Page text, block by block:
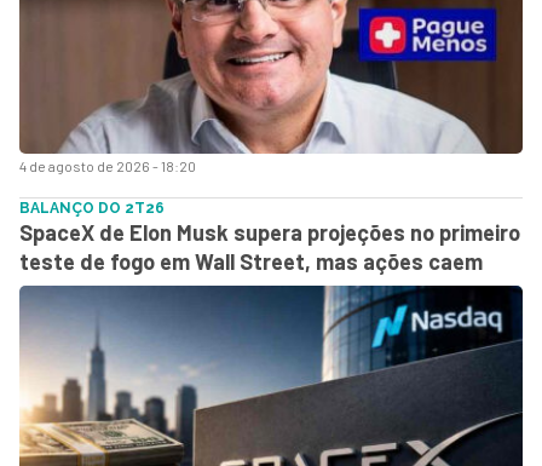
4 de agosto de 2026 - 18:20
BALANÇO DO 2T26
SpaceX de Elon Musk supera projeções no primeiro
teste de fogo em Wall Street, mas ações caem